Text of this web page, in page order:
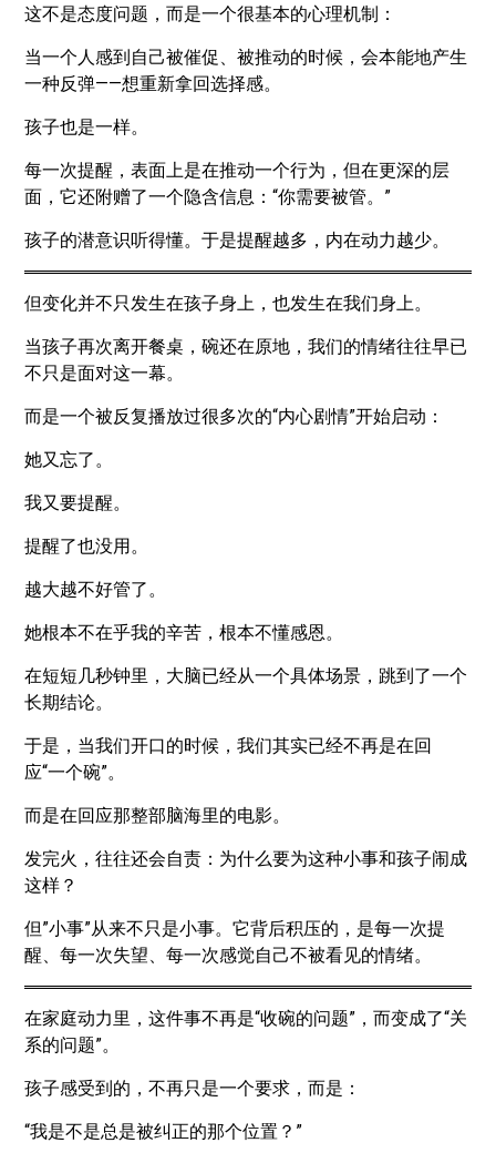
这不是态度问题，而是一个很基本的心理机制：
当一个人感到自己被催促、被推动的时候，会本能地产生
一种反弹——想重新拿回选择感。
孩子也是一样。
每一次提醒，表面上是在推动一个行为，但在更深的层
面，它还附赠了一个隐含信息：“你需要被管。”
孩子的潜意识听得懂。于是提醒越多，内在动力越少。
但变化并不只发生在孩子身上，也发生在我们身上。
当孩子再次离开餐桌，碗还在原地，我们的情绪往往早已
不只是面对这一幕。
而是一个被反复播放过很多次的“内心剧情”开始启动：
她又忘了。
我又要提醒。
提醒了也没用。
越大越不好管了。
她根本不在乎我的辛苦，根本不懂感恩。
在短短几秒钟里，大脑已经从一个具体场景，跳到了一个
长期结论。
于是，当我们开口的时候，我们其实已经不再是在回
应“一个碗”。
而是在回应那整部脑海里的电影。
发完火，往往还会自责：为什么要为这种小事和孩子闹成
这样？
但”小事”从来不只是小事。它背后积压的，是每一次提
醒、每一次失望、每一次感觉自己不被看见的情绪。
在家庭动力里，这件事不再是“收碗的问题”，而变成了“关
系的问题”。
孩子感受到的，不再只是一个要求，而是：
“我是不是总是被纠正的那个位置？”